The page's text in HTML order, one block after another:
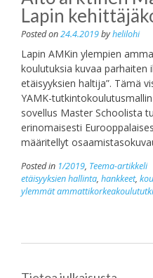
Lapin
Posted on24.4.2019byhelilohi
Lapin AMKin ylempien
koulutuksia kuvaa parhaiten
etäisyyksien haltija”. Tämä
YAMK-
sovellus Master Schoolista
erinomaisesti
määritellyt
Posted in 1/2019, Teema-artikkeli
etäisyyksien hallinta, hankkeet,
ylemmät